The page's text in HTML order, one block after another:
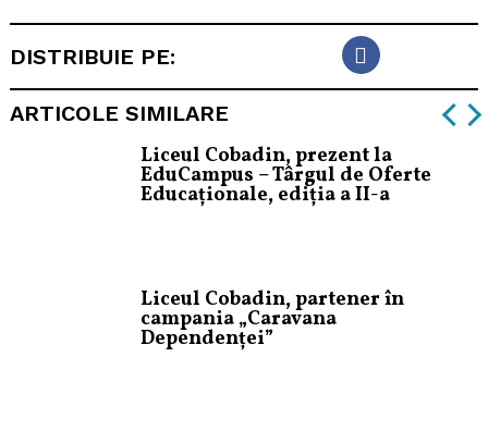
DISTRIBUIE PE:
ARTICOLE SIMILARE
Liceul Cobadin, prezent la
EduCampus – Târgul de Oferte
Educaționale, ediția a II-a
Liceul Cobadin, partener în
campania „Caravana
Dependenței”